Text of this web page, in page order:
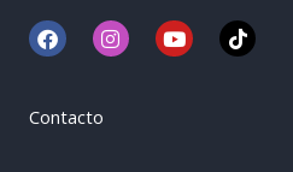
F
a
b
o
I
n
Y
o
T
i
Contacto